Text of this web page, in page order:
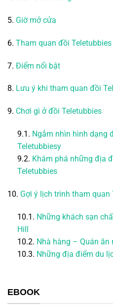
5. Giờ mở cửa
6. Tham quan đồi Teletubbies
7. Điểm nổi bật
8. Lưu ý khi tham quan đồi
9. Chơi gì ởđồi Teletubbies
9.1. Ngắm nhìn hình dạng
Teletubbiesy
9.2. Khám phá những địa
Teletubbies
10. Gợi ý lịch trình tham quan
10.1. Những khách sạn
Hill
10.2. Nhà hàng – Quán ăn
10.3. Những địa điểm du
EBOOK